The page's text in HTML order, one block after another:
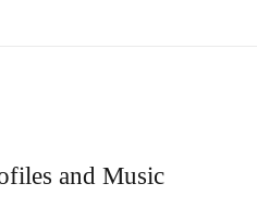
and Music